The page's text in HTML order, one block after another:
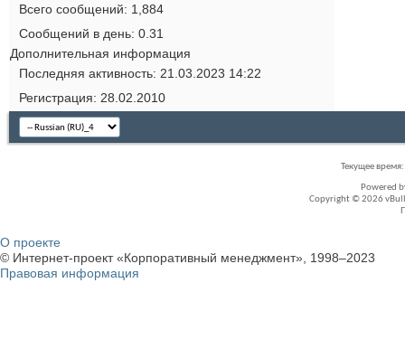
Всего сообщений
1,884
Сообщений в день 0.31
Дополнительная информация
Последняя активность 21.03.2023 14:22
Регистрация
28.02.2010
Текущее время:
Powered
Copyright © 2026
О проекте
© Интернет-проект «Корпоративный менеджмент», 1998–2023
Правовая информация